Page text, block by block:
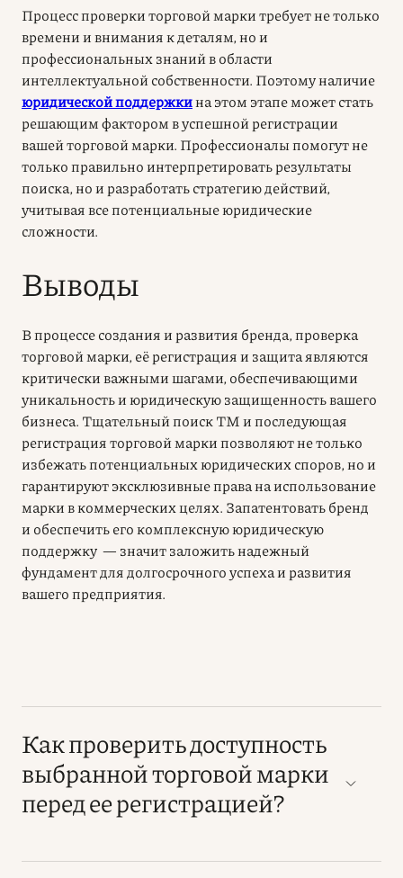
Процесспроверки торговой маркитребует не только
времени и внимания к деталям, но и
профессиональных знаний в области
интеллектуальной собственности. Поэтому наличие
юридической поддержкина этом этапе может стать
решающим фактором в успешной регистрации
вашей торговой марки. Профессионалы помогут не
только правильно интерпретировать результаты
поиска, но и разработать стратегию действий,
учитывая все потенциальные юридические
сложности.
Выводы
В процессе создания и развития бренда, проверка
торговой марки, её регистрация и защита являются
критически важными шагами, обеспечивающими
уникальность и юридическую защищенность вашего
бизнеса. Тщательный поиск ТМ и последующая
регистрация торговой марки позволяют не только
избежать потенциальных юридических споров, но и
гарантируют эксклюзивные права на использование
марки в коммерческих целях. Запатентовать бренд
и обеспечить его комплексную юридическую
поддержку — значит заложить надежный
фундамент для долгосрочного успеха и развития
вашего предприятия.
Как проверить доступность
выбранной торговой марки
перед ее регистрацией?